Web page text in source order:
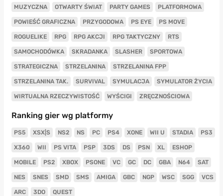
MUZYCZNA OTWARTY ŚWIAT PARTY GAMES PLATFORMOWA
POWIEŚĆ GRAFICZNA PRZYGODOWA PS EYE PS MOVE
ROGUELIKE RPG RPG AKCJI RPG TAKTYCZNY RTS
SAMOCHODÓWKA SKRADANKA SLASHER SPORTOWA
STRATEGICZNA STRZELANINA STRZELANINA FPP
STRZELANINA TAK. SURVIVAL SYMULACJA SYMULATOR ŻYCIA
WIRTUALNA RZECZYWISTOŚĆ WYŚCIGI ZRĘCZNOŚCIOWA
Ranking gier wg platformy
PS5 XSX|S NS2 NS PC PS4 XONE WII U STADIA PS3
X360 WII PS VITA PSP 3DS DS PSN XL ESHOP
MOBILE PS2 XBOX PSONE VC GC DC GBA N64 SAT
NES SNES SMD SMS AMIGA GBC NGP WSC SGG VCS
ARC 3DO QUEST